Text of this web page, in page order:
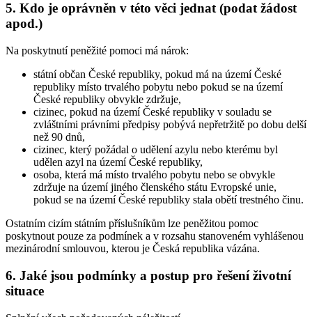
5. Kdo je oprávněn v této věci jednat (podat žádost
apod.)
Na poskytnutí peněžité pomoci má nárok:
státní občan České republiky, pokud má na území České
republiky místo trvalého pobytu nebo pokud se na území
České republiky obvykle zdržuje,
cizinec, pokud na území České republiky v souladu se
zvláštními právními předpisy pobývá nepřetržitě po dobu delší
než 90 dnů,
cizinec, který požádal o udělení azylu nebo kterému byl
udělen azyl na území České republiky,
osoba, která má místo trvalého pobytu nebo se obvykle
zdržuje na území jiného členského státu Evropské unie,
pokud se na území České republiky stala obětí trestného činu.
Ostatním cizím státním příslušníkům lze peněžitou pomoc
poskytnout pouze za podmínek a v rozsahu stanoveném vyhlášenou
mezinárodní smlouvou, kterou je Česká republika vázána.
6. Jaké jsou podmínky a postup pro řešení životní
situace